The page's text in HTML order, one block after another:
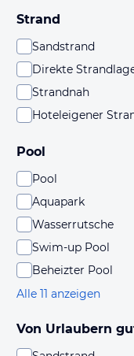
Strand
Sandstrand
Direkte
Strandnah
Hoteleigener
Pool
Pool
Aquapark
Wasserrutsche
Swim-up Pool
Beheizter Pool
Alle 11 anzeigen
Von Urlaubern